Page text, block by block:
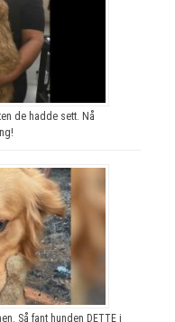
de hadde sett. Nå
Så fant hunden DETTE i